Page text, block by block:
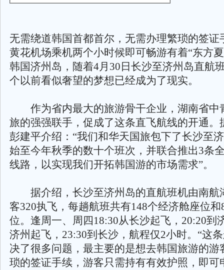
无需绕道韩国首都首尔，无需办理繁琐的签证
黄花机场乘机两个小时候即可畅游有着“东方
韩国济州岛，随着4月30日长沙至济州岛直航
个以前看似奢望的梦想已经成为了现实。
作为省内最大的旅游骨干企业，湖南省中
旅的强强联手，促成了这条直飞航线的开通。
彭建平介绍：“我们和华天国旅包下了长沙至
始至今年秋季的数十个班次，并联合推出3条
线路，以实现我们开拓韩国游的市场需求”。
据介绍，长沙至济州岛的直航班机由南航
客320执飞，每趟航班共有148个经济舱座位
位。逢周一、周四18:30从长沙起飞，20:20到
济州起飞，23:30到长沙，航程仅2小时。“这
决了很多问题，最主要的是想去韩国旅游的游
琐的签证手续，游客只需持有有效护照，即可